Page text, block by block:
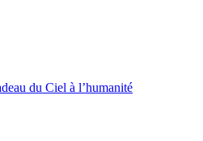
du Ciel à l’humanité